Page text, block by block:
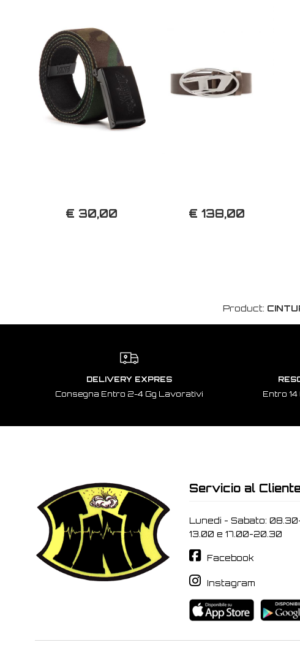
€ 30,00 € 138,00
Product:
DELIVERY EXPRES
Consegna Entro 2-4 Gg Lavorativi
Entro
Servicio al
Lunedi - Sabato:
13.00 e 17.00-20.30
Facebook
Instagram